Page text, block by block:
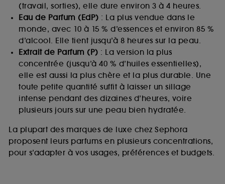
(travail, sorties), elle dure environ 3 à 4 heures.
Eau de Parfum (EdP) : La plus vendue dans le
monde, avec 10 à 15 % d’essences et environ 85 %
d’alcool. Elle tient jusqu’à 8 heures sur la peau.
Extrait de Parfum (P) : La version la plus
concentrée (jusqu’à 40 % d’huiles essentielles),
elle est aussi la plus chère et la plus durable. Une
toute petite quantité suffit à laisser un sillage
intense pendant des dizaines d’heures, voire
plusieurs jours sur une peau bien hydratée.
La plupart des marques de luxe chez Sephora
proposent leurs parfums en plusieurs concentrations,
pour s’adapter à vos usages, préférences et budgets.